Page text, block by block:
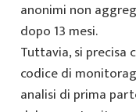
anonimi non
dopo 13 mesi.
Tuttavia, si precisa
codice di
analisi di prima